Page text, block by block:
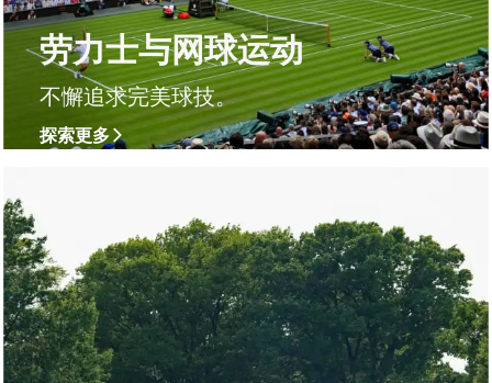
劳力士与网球运动
不懈追求完美球技。
探索更多